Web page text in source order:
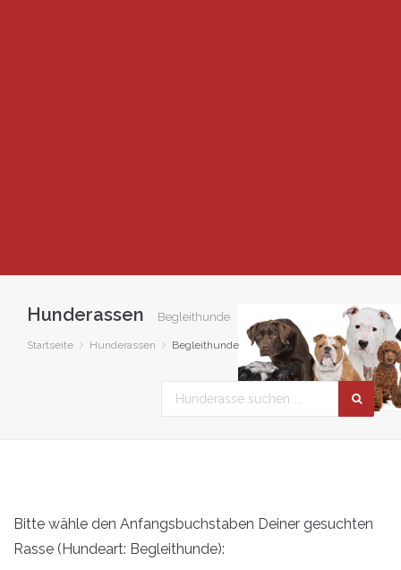
Hunderassen Begleithunde
Startseite Hunderassen Begleithunde
Bitte wähle den Anfangsbuchstaben Deiner gesuchten
Rasse (Hundeart: Begleithunde):